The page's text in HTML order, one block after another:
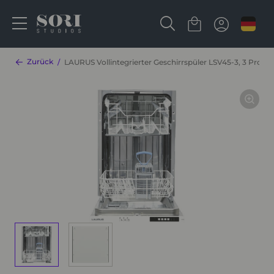
Zurück LAURUS Vollintegrierter Geschirrspüler LSV45-3, 3